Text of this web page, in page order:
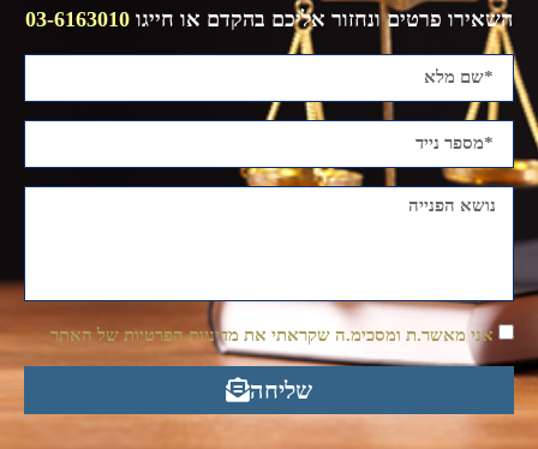
השאירו פרטים ונחזור אליכם בהקדם או חייגו 03-6163010
אני מאשר.ת ומסכימ.ה שקראתי את מדיניות הפרטיות של האתר
שליחה